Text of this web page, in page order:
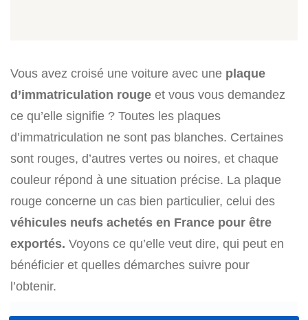
Vous avez croisé une voiture avec une plaque
d’immatriculation rouge et vous vous demandez
ce qu’elle signifie ? Toutes les plaques
d’immatriculation ne sont pas blanches. Certaines
sont rouges, d’autres vertes ou noires, et chaque
couleur répond à une situation précise. La plaque
rouge concerne un cas bien particulier, celui des
véhicules neufs achetés en France pour être
exportés. Voyons ce qu’elle veut dire, qui peut en
bénéficier et quelles démarches suivre pour
l’obtenir.